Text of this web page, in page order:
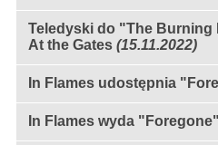
Teledyski do "The
At the Gates (15.11.2022)
In Flames udostępnia
In Flames wyda